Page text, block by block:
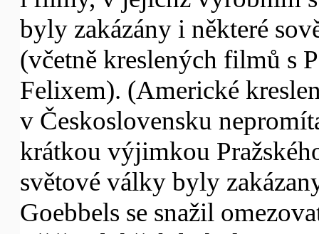
byly zakázány i některé
(včetně kreslených filmů s
Felixem). (Americké
v Československu
krátkou výjimkou
světové války byly
Goebbels se snažil